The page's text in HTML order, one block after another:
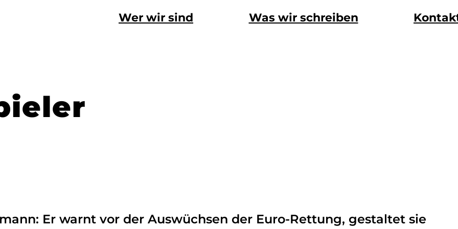
Wer wir sind Was wir schreiben
Er warnt vor der Auswüchsen der Euro-Rettung, gestaltet sie